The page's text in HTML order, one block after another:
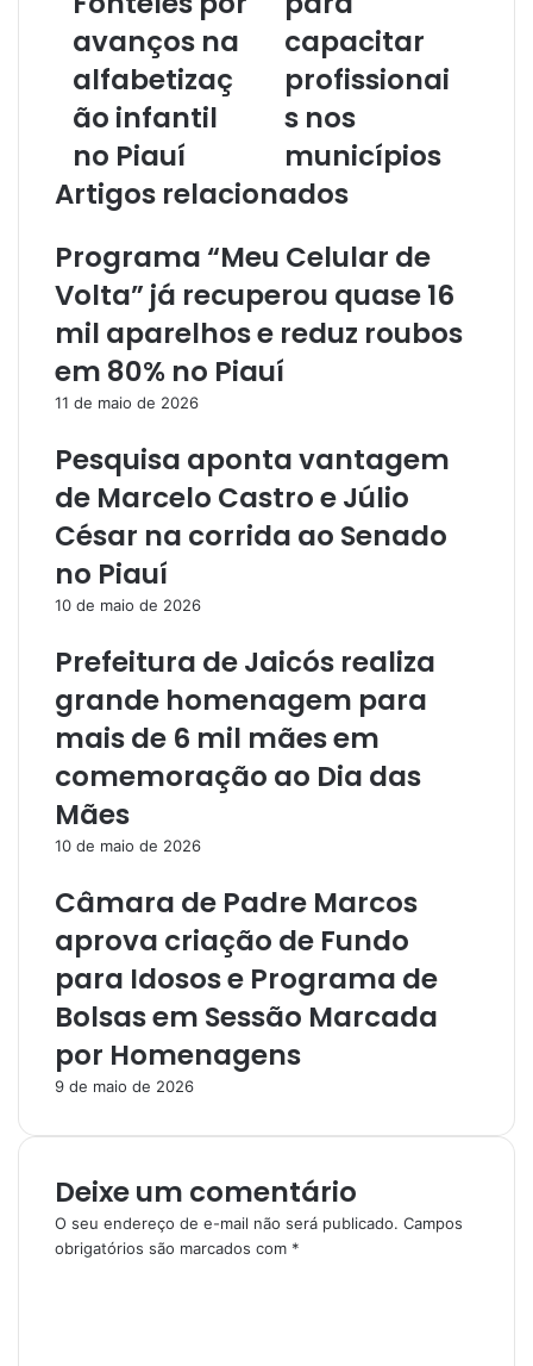
e
m
a
i
avanços na
alfabetizaç
ão infantil
no Piauí
capacitar
profissionai
s nos
municípios
Artigos relacionados
Programa “Meu Celular de
Volta” já recuperou quase 16
mil aparelhos e reduz roubos
em 80% no Piauí
11 de maio de 2026
Pesquisa aponta vantagem
de Marcelo Castro e Júlio
César na corrida ao Senado
no Piauí
10 de maio de 2026
Prefeitura de Jaicós realiza
grande homenagem para
mais de 6 mil mães em
comemoração ao Dia das
Mães
10 de maio de 2026
Câmara de Padre Marcos
aprova criação de Fundo
para Idosos e Programa de
Bolsas em Sessão Marcada
por Homenagens
9 de maio de 2026
Deixe um comentário
O seu endereço de e-mail não será publicado. Campos
obrigatórios são marcados com *